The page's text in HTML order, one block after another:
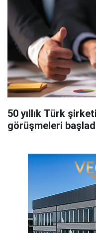
50 yıllık Türk
görüşmeleri